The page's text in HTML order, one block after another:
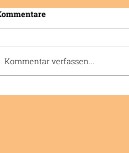
AMBIVALENZ | Die
Kommentar verfassen...